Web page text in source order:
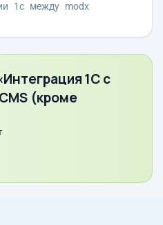
1с между modx
1С с
(кроме